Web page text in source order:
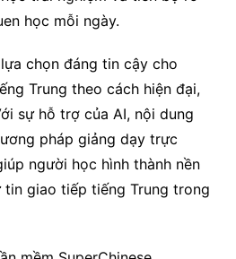
học mỗi ngày.
chọn đáng tin cậy cho
Trung theo cách hiện đại,
sự hỗ trợ của AI, nội dung
pháp giảng dạy trực
người học hình thành nền
giao tiếp tiếng Trung trong